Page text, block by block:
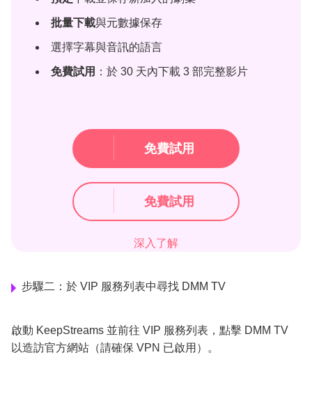
批量下載與元數據保存
選擇字幕與音訊的語言
免費試用 ：於 30 天內下載 3 部完整影片
免費試用
免費試用
深入了解
步驟二：於 VIP 服務列表中尋找 DMM TV
啟動 KeepStreams 並前往 VIP 服務列表，點擊 DMM TV
以造訪官方網站（請確保 VPN 已啟用）。